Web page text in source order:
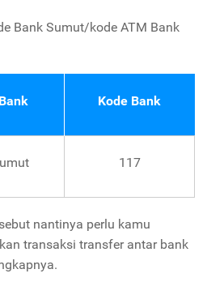
Bank Sumut/kode ATM Bank
Kode Bank
117
nantinya perlu kamu
transaksi transfer antar bank